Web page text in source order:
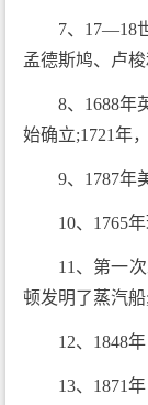
7、17—18
孟德斯鸠、卢
8、1688年
始确立;1721年
9、1787年
10、1765
11、第一
顿发明了蒸汽船;
12、1848
13、1871